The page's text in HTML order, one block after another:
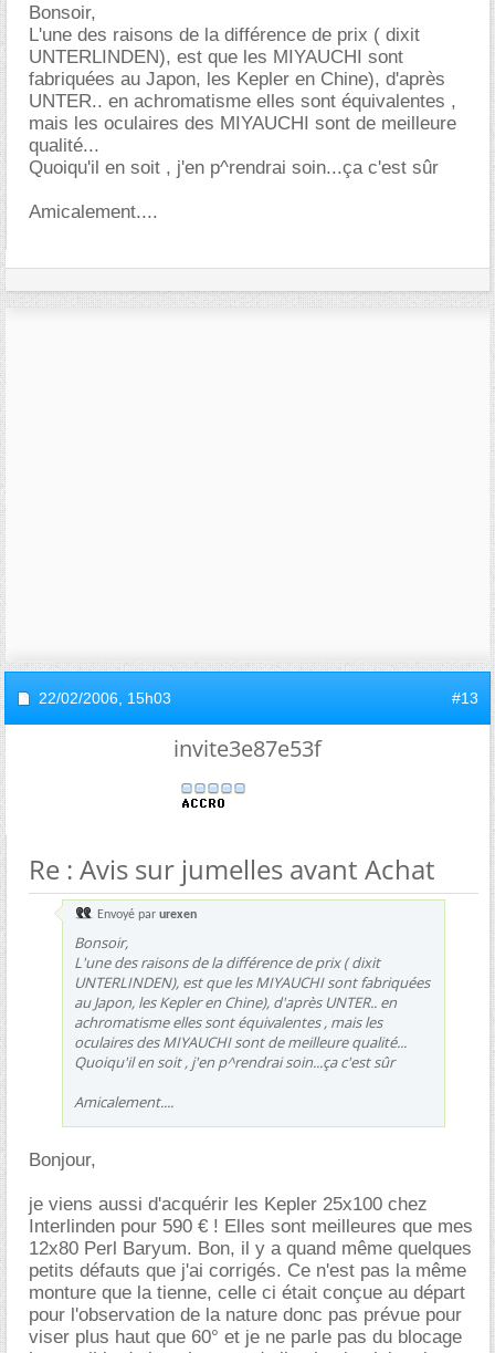
Bonsoir,
L'une des raisons de la différence de prix ( dixit
UNTERLINDEN), est que les MIYAUCHI sont
fabriquées au Japon, les Kepler en Chine), d'après
UNTER.. en achromatisme elles sont équivalentes ,
mais les oculaires des MIYAUCHI sont de meilleure
qualité...
Quoiqu'il en soit , j'en p^rendrai soin...ça c'est sûr
Amicalement....
22/02/2006, 15h03 #13
invite3e87e53f
Re : Avis sur jumelles avant Achat
Envoyé par urexen
Bonsoir,
L'une des raisons de la différence de prix ( dixit
UNTERLINDEN), est que les MIYAUCHI sont fabriquées
au Japon, les Kepler en Chine), d'après UNTER.. en
achromatisme elles sont équivalentes , mais les
oculaires des MIYAUCHI sont de meilleure qualité...
Quoiqu'il en soit , j'en p^rendrai soin...ça c'est sûr
Amicalement....
Bonjour,
je viens aussi d'acquérir les Kepler 25x100 chez
Interlinden pour 590 € ! Elles sont meilleures que mes
12x80 Perl Baryum. Bon, il y a quand même quelques
petits défauts que j'ai corrigés. Ce n'est pas la même
monture que la tienne, celle ci était conçue au départ
pour l'observation de la nature donc pas prévue pour
viser plus haut que 60° et je ne parle pas du blocage